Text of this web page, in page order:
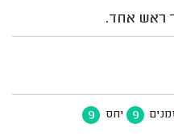
ראש אחד.
9 יחס 9